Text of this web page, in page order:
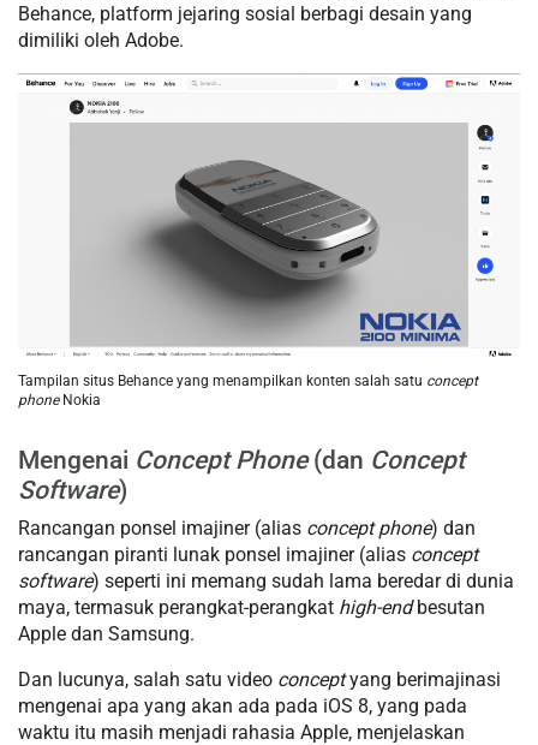
Behance, platform jejaring sosial berbagi desain yang
dimiliki oleh Adobe.
Tampilan situs Behance yang menampilkan konten salah satu concept
phoneNokia
Mengenai Concept Phone(dan Concept
Software)
Rancangan ponsel imajiner (alias concept phone) dan
rancangan piranti lunak ponsel imajiner (alias concept
software) seperti ini memang sudah lama beredar di dunia
maya, termasuk perangkat-perangkat high-endbesutan
Apple dan Samsung.
Dan lucunya, salah satu video conceptyang berimajinasi
mengenai apa yang akan ada pada iOS 8, yang pada
waktu itu masih menjadi rahasia Apple, menjelaskan